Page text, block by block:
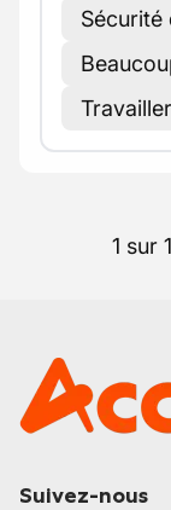
Sécurité
1 sur
Suivez-nous